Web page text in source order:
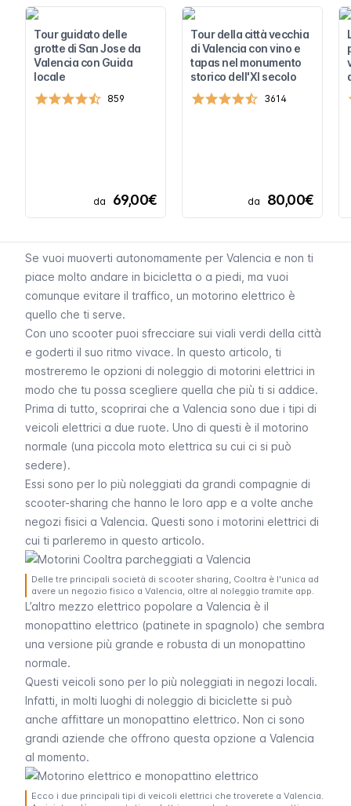
Tour guidato delle
grotte di San Jose da
Valencia con Guida
locale
859
da 69,00€
Tour della città vecchia
di Valencia con vino e
tapas nel monumento
storico dell'XI secolo
3614
da 80,00€
Se vuoi muoverti autonomamente per Valencia e non ti
piace molto andare in bicicletta o a piedi, ma vuoi
comunque evitare il traffico, un motorino elettrico è
quello che ti serve.
Con uno scooter puoi sfrecciare sui viali verdi della città
e goderti il suo ritmo vivace. In questo articolo, ti
mostreremo le opzioni di noleggio di motorini elettrici in
modo che tu possa scegliere quella che più ti si addice.
Prima di tutto, scoprirai che a Valencia sono due i tipi di
veicoli elettrici a due ruote. Uno di questi è il motorino
normale (una piccola moto elettrica su cui ci si può
sedere).
Essi sono per lo più noleggiati da grandi compagnie di
scooter-sharing che hanno le loro app e a volte anche
negozi fisici a Valencia. Questi sono i motorini elettrici di
cui ti parleremo in questo articolo.
Delle tre principali società di scooter sharing, Cooltra è l'unica ad
avere un negozio fisico a Valencia, oltre al noleggio tramite app.
L’altro mezzo elettrico popolare a Valencia è il
monopattino elettrico (patinete in spagnolo) che sembra
una versione più grande e robusta di un monopattino
normale.
Questi veicoli sono per lo più noleggiati in negozi locali.
Infatti, in molti luoghi di noleggio di biciclette si può
anche affittare un monopattino elettrico. Non ci sono
grandi aziende che offrono questa opzione a Valencia
al momento.
Ecco i due principali tipi di veicoli elettrici che troverete a Valencia.